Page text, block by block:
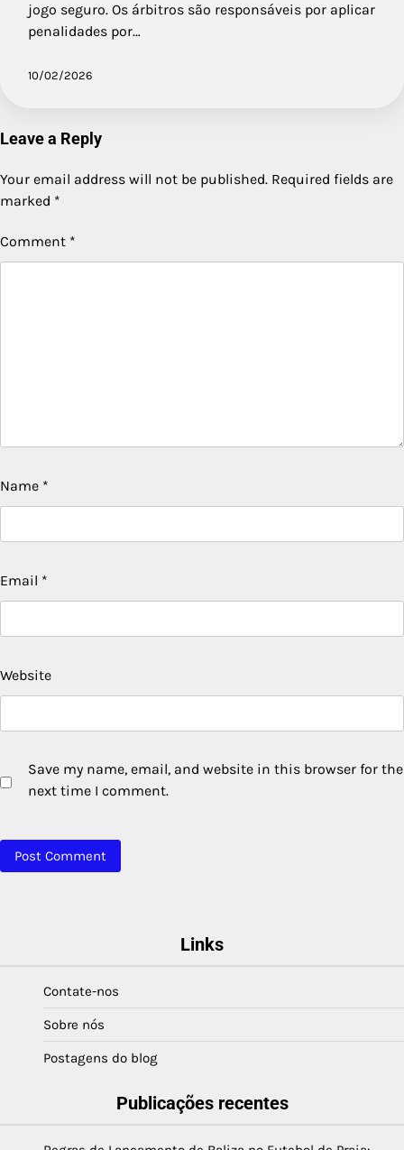
jogo seguro. Os árbitros são responsáveis por aplicar
penalidades por…
10/02/2026
Leave a Reply
Your email address will not be published. Required fields are
marked *
Comment *
Name *
Email *
Website
Save my name, email, and website in this browser for the
next time I comment.
Links
Contate-nos
Sobre nós
Postagens do blog
Publicações recentes